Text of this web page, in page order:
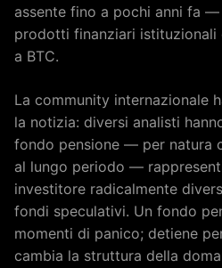
assente fino a pochi anni fa
prodotti finanziari istituzionali
a BTC.
La community internazionale
la notizia: diversi analisti
fondo pensione — per natura
al lungo periodo —
investitore radicalmente
fondi speculativi. Un fondo
momenti di panico; detiene
cambia la struttura della